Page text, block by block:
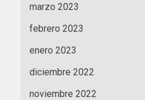
marzo 2023
febrero 2023
enero 2023
diciembre 2022
noviembre 2022